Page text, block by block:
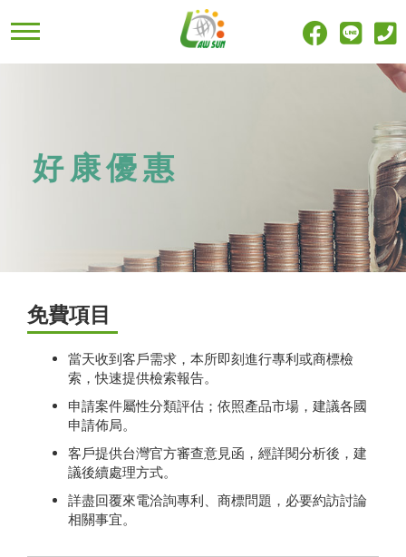
好康優惠
免費項目
當天收到客戶需求，本所即刻進行專利或商標檢
索，快速提供檢索報告。
申請案件屬性分類評估；依照產品市場，建議各國
申請佈局。
客戶提供台灣官方審查意見函，經詳閱分析後，建
議後續處理方式。
詳盡回覆來電洽詢專利、商標問題，必要約訪討論
相關事宜。